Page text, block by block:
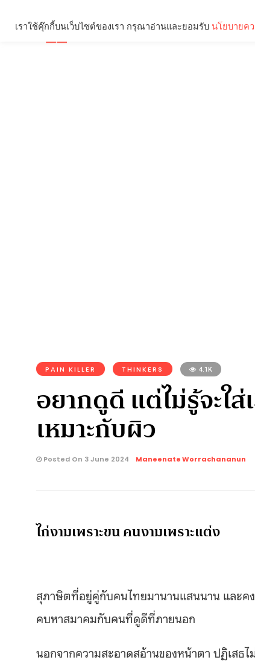
PAIN KILLER THINKERS 4.1K
อยากดูดี แต่ไม่รู้จะใ
เหมาะกับผิว
Posted On 3 June 2024 Maneenate Worrachananun
ไก่งามเพราะขน คนงามเพราะแต่ง
สุภาษิตที่อยู่คู่กับคนไทยมานานแสนนาน และค
คบหาสมาคมกับคนที่ดูดีที่ภายนอก
นอกจากความสะอาดสอ้านของหน้าตา ปฏิเสธ
เราใช้คุ๊กกี้บนเว็บไซต์ของเรา กรุณาอ่านและยอมรับ นโยบายค